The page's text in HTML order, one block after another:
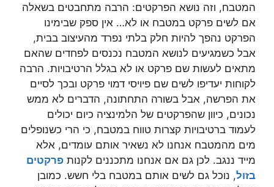
המטבח, וזה נושא הפרקטים: הרבה מתחבטים בשאלה
אם לשים פרקט במטבח או לא… אין ספק שבימינו
הפרקט נהפך להיות חלק בלתי נפרד מהעיצוב בבית,
אבל כשמגיעים לנושא המטבח נכנסים לפחדים שהאם
מתאים לעשות שם פרקט או לא בגלל הרטיבויות. הרבה
לקוחות יעדיפו לשים שם פיויסי דמוי פרקט ובכך לסיים
את הפרשה, אבל בשורה התחתונה, הדברים לא ממש
נכונים, כיוון שהפרקטים של הלמינציה כיום יכולים
לעמוד ברטיבויות קצרות טווח במטבח, כי הרי כשנופלים
מים מהמטבח אנחנו לא נשאיר אותם עומדים, אלא
מייד ננגב. לכן גם אם אנחנו מתכננים לקנות פרקטים
בזול, נוכל גם לשים אותם במטבח בלי חשש. כמובן